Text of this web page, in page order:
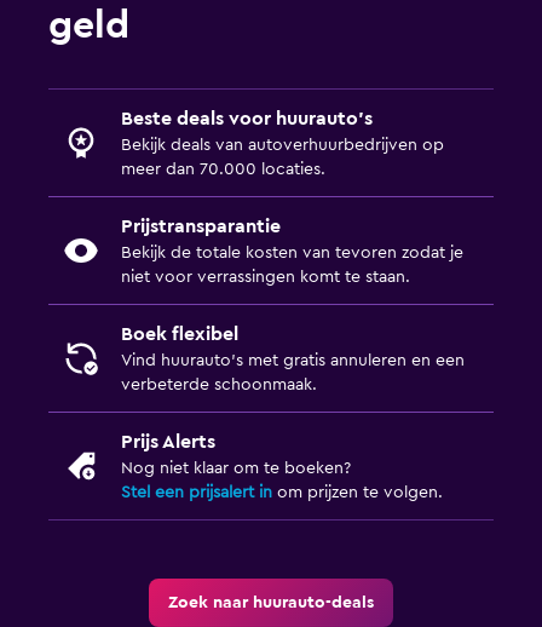
geld
Beste deals voor huurauto's
Bekijk deals van autoverhuurbedrijven op
meer dan 70.000 locaties.
Prijstransparantie
Bekijk de totale kosten van tevoren zodat je
niet voor verrassingen komt te staan.
Boek flexibel
Vind huurauto's met gratis annuleren en een
verbeterde schoonmaak.
Prijs Alerts
Nog niet klaar om te boeken?
Stel een prijsalert in om prijzen te volgen.
Zoek naar huurauto-deals